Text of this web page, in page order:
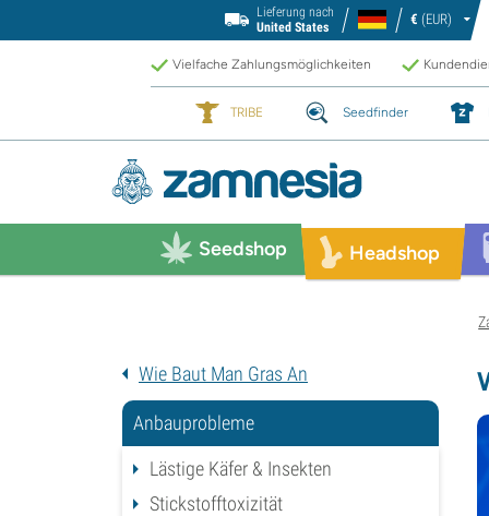
Lieferung nach
United States
€ (EUR)
Vielfache Zahlungsmöglichkeiten
TRIBE Seedfinder
Seedshop Headshop
Wie Baut Man Gras An
Anbauprobleme
Lästige Käfer & Insekten
Stickstofftoxizität